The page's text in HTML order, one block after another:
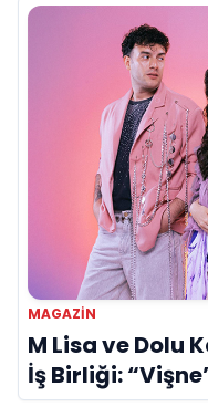
MAGAZIN
M Lisa ve Dolu
İş Birliği: